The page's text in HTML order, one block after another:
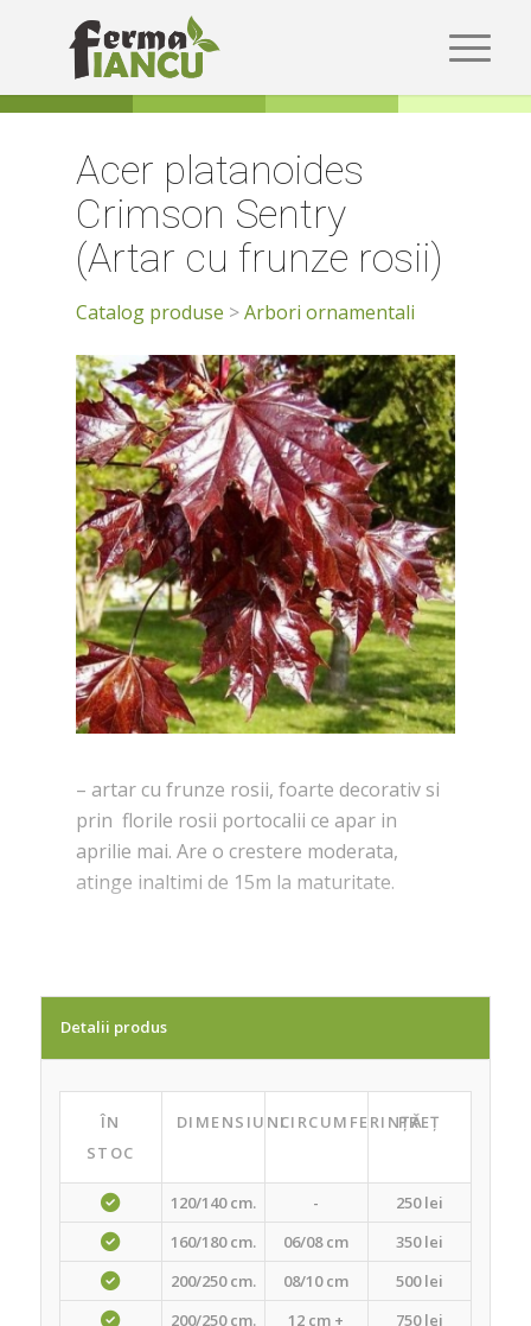
Acer platanoides
Crimson Sentry
(Artar cu frunze rosii)
Catalog produse >Arbori ornamentali
– artar cu frunze rosii, foarte decorativ si
prin florile rosii portocalii ce apar in
aprilie mai. Are o crestere moderata,
atinge inaltimi de 15m la maturitate.
Detalii produs
ÎN
STOC
DIMENSIUNICIRCUMFERINȚĂ
PREȚ
120/140 cm. -
250 lei
160/180 cm.
06/08 cm
350 lei
200/250 cm.
08/10 cm
500 lei
200/250 cm.
12 cm + 750 lei